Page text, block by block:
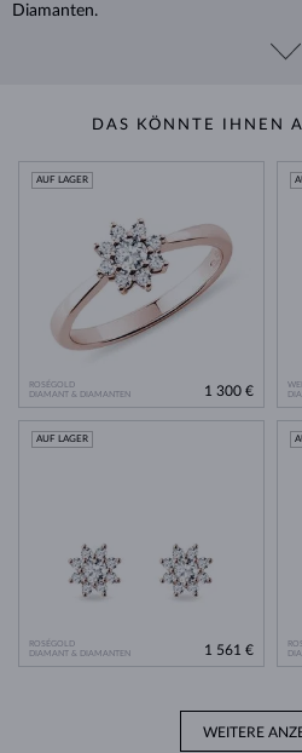
Diamanten.
DAS KÖNNTE IHNEN
ROSÉGOLD
DIAMANT & DIAMANTEN
AUF LAGER
1 300 €
ROSÉGOLD
DIAMANT & DIAMANTEN
AUF LAGER
1 561 €
WEITERE